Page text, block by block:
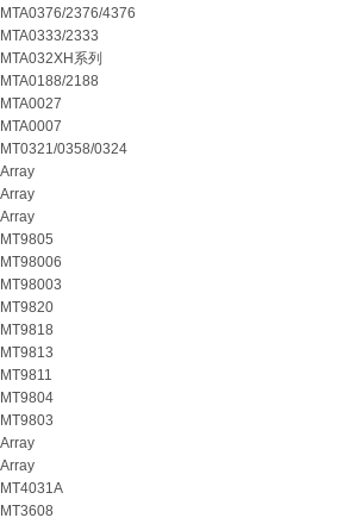
MTA0376/2376/4376
MTA0333/2333
MTA032XH系列
MTA0188/2188
MTA0027
MTA0007
MT0321/0358/0324
Array
Array
Array
MT9805
MT98006
MT98003
MT9820
MT9818
MT9813
MT9811
MT9804
MT9803
Array
Array
MT4031A
MT3608